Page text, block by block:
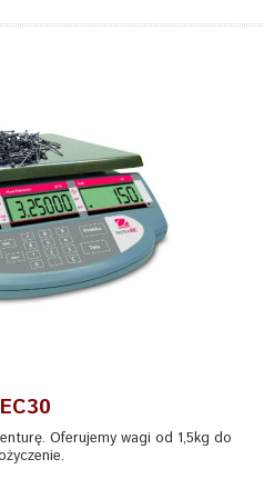
Oferujemy wagi od 1,5kg do